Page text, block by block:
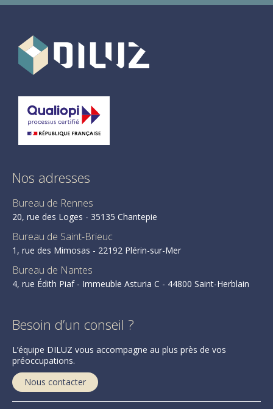
Nos adresses
Bureau de Rennes
20, rue des Loges - 35135 Chantepie
Bureau de Saint-Brieuc
1, rue des Mimosas - 22192 Plérin-sur-Mer
Bureau de Nantes
4, rue Édith Piaf - Immeuble Asturia C - 44800 Saint-Herblain
Besoin d’un conseil ?
L’équipe DILUZ vous accompagne au plus près de vos
préoccupations.
Nous contacter